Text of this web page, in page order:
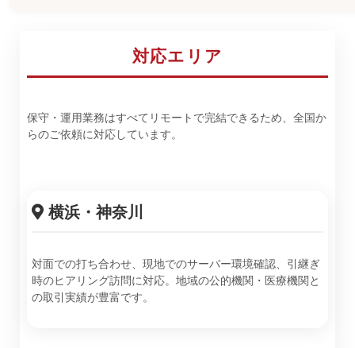
対応エリア
保守・運用業務はすべてリモートで完結できるため、全国か
らのご依頼に対応しています。
横浜・神奈川
対面での打ち合わせ、現地でのサーバー環境確認、引継ぎ
時のヒアリング訪問に対応。地域の公的機関・医療機関と
の取引実績が豊富です。